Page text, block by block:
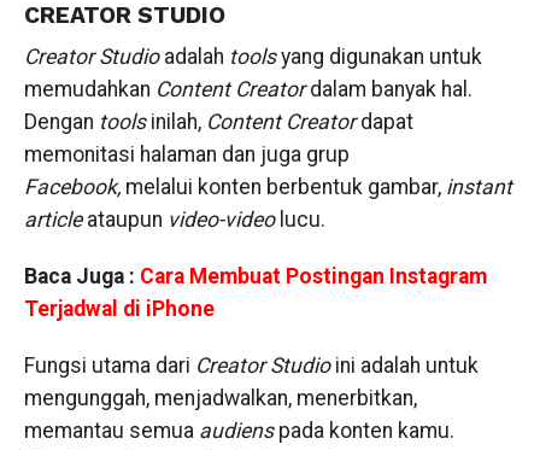
CREATOR STUDIO
Creator Studio adalah toolsyang digunakan untuk
memudahkan Content Creatordalam banyak hal.
Dengan tools inilah, Content Creatordapat
memonitasi halaman dan juga grup
Facebook, melalui konten berbentuk gambar, instant
articleataupun video-video lucu.
Baca Juga : Cara Membuat Postingan Instagram
Terjadwal di iPhone
Fungsi utama dari Creator Studio ini adalah untuk
mengunggah, menjadwalkan, menerbitkan,
memantau semua audiens pada konten kamu.